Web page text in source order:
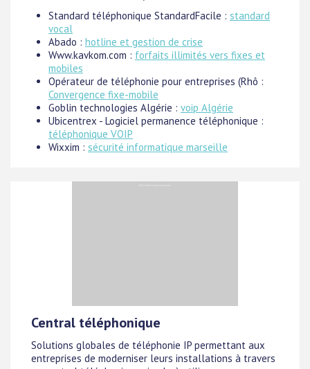
Standard téléphonique StandardFacile : standard
vocal
Abado : hotline et gestion de crise
Www.kavkom.com : forfaits illimités vers fixes et
mobiles
Opérateur de téléphonie pour entreprises (Rhô :
Convergence fixe-mobile
Goblin technologies Algérie : voip Algérie
Ubicentrex - Logiciel permanence téléphonique :
téléphonique VOIP
Wixxim : sécurité informatique marseille
Central téléphonique
Solutions globales de téléphonie IP permettant aux
entreprises de moderniser leurs installations à travers